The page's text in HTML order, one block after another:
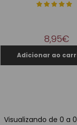
8,95€
Visualizando de 0 a